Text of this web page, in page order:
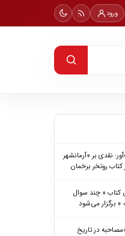
ورود
نقدی بر «آرمانشهر
کتاب روتخر برخمان
« چند سوال
برگزار می‌شود
در تاریخ